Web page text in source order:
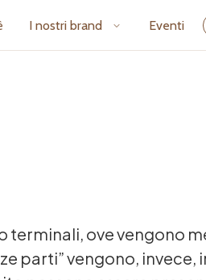
I nostri brand Eventi
terminali, ove vengono
parti” vengono, invece,